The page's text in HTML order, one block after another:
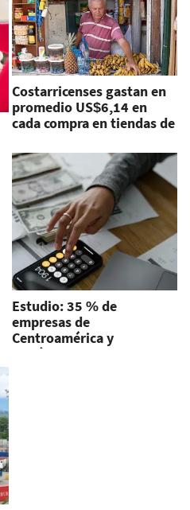
Costarricenses gastan en
promedio US$6,14 en
cada compra en tiendas de
Estudio: 35 % de
empresas de
Centroamérica y
República Dominicana